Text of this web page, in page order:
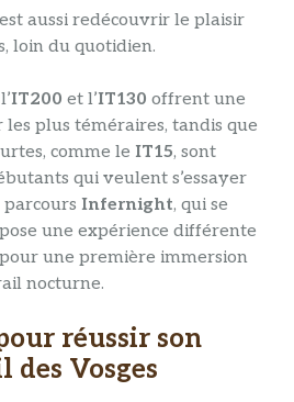
aussi redécouvrir le plaisir
loin du quotidien.
IT200 et l’IT130 offrent une
plus téméraires, tandis que
comme le IT15, sont
qui veulent s’essayer
Infernight, qui se
une expérience différente
une première immersion
nocturne.
réussir son
Vosges